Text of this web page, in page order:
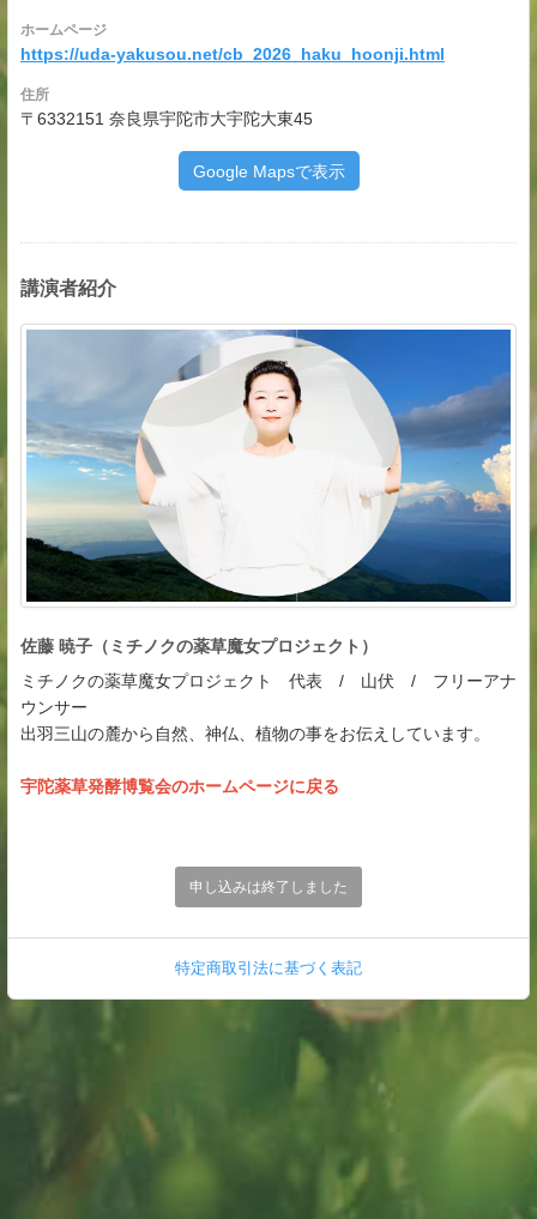
ホームページ
https://uda-yakusou.net/cb_2026_haku_hoonji.html
住所
〒6332151 奈良県宇陀市大宇陀大東45
Google Mapsで表示
講演者紹介
佐藤 暁子（ミチノクの薬草魔女プロジェクト）
ミチノクの薬草魔女プロジェクト 代表 / 山伏 / フリーアナ
ウンサー
出羽三山の麓から自然、神仏、植物の事をお伝えしています。
宇陀薬草発酵博覧会のホームページに戻る
申し込みは終了しました
特定商取引法に基づく表記